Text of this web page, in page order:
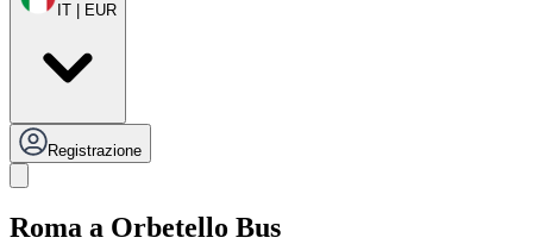
IT | EUR
Registrazione
Roma a Orbetello Bus